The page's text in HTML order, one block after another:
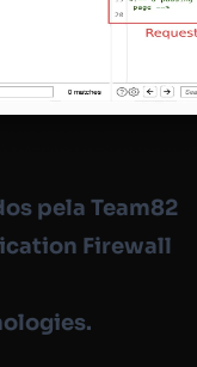
pela Team82
Firewall